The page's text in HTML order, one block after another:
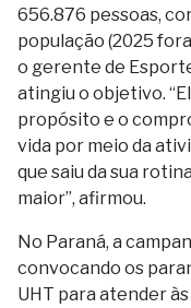
656.876 pessoas,
população (2025
o gerente de
atingiu o objetivo.
propósito e o
vida por meio da
que saiu da sua
maior”, afirmou.
No Paraná, a
convocando os
UHT para atender